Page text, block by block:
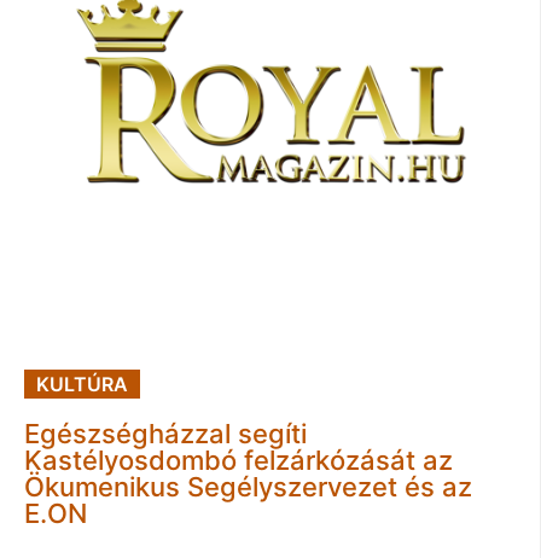
KULTÚRA
Egészségházzal segíti
Kastélyosdombó felzárkózását az
Ökumenikus Segélyszervezet és az
E.ON